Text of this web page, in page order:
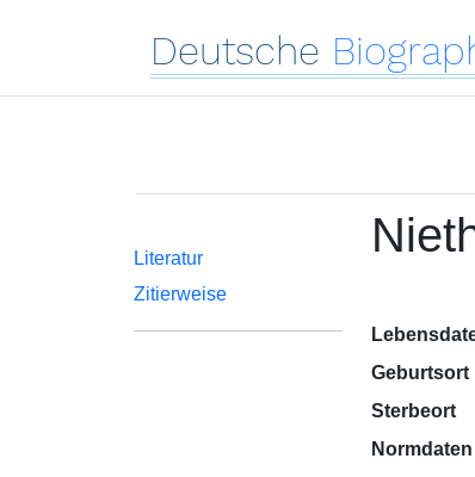
Deutsche
Literatur
Zitierweise
Geburtsort
Sterbeort
Normdaten